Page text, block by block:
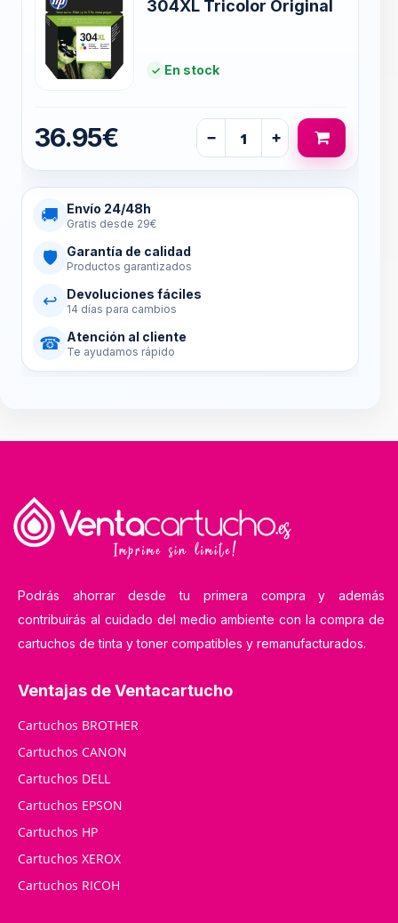
304XL Tricolor Original
En stock
36.95€ − +
🚚 Envío 24/48h
Gratis desde 29€
🛡 Garantía de calidad
Productos garantizados
↩ Devoluciones fáciles
14 días para cambios
☎ Atención al cliente
Te ayudamos rápido
Podrás ahorrar desde tu primera compra y además
contribuirás al cuidado del medio ambiente con la compra de
cartuchos de tinta y toner compatibles y remanufacturados.
Ventajas de Ventacartucho
Cartuchos BROTHER
Cartuchos CANON
Cartuchos DELL
Cartuchos EPSON
Cartuchos HP
Cartuchos XEROX
Cartuchos RICOH